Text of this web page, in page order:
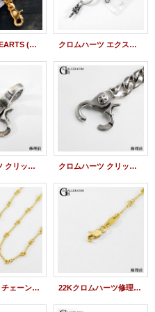
CHROME HEARTS (クロムハーツ) x ROLEX (ロレックス) デイトナ 116528 22K ウォッチブレスレット クリップバネ交換 クロムハーツ エクストラファンシー キーチェーン ショート クリップバネ交換 修理
クロムハーツ クリップ修理 クイッククリップ バネ交換修理 クロムハーツ クリップ修理 クロスボールブレスレット クリップバネ交換修理
22Kツイストチェーン 留具修理 クリップバネ CHROME HEARTSリペア 22Kクロムハーツ修理 留具破損 ツイストチェーン クリップバネ交換 クロムハーツリペア